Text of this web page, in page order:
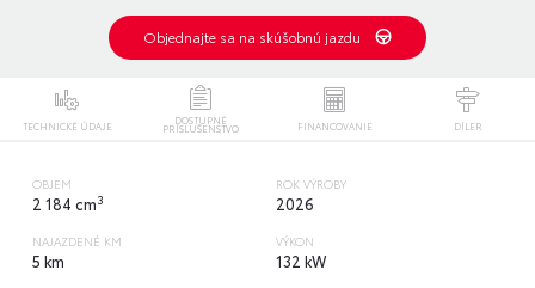
Objednajte sa na skúšobnú jazdu
TECHNICKÉ ÚDAJE DOSTUPNÉ
PRÍSLUŠENSTVO FINANCOVANIE DÍLER
OBJEM
2 184 cm3
ROK VÝROBY
2026
NAJAZDENÉ KM
5 km
VÝKON
132 kW